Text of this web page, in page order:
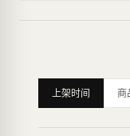
内部装饰摆满了克
上架时间 商